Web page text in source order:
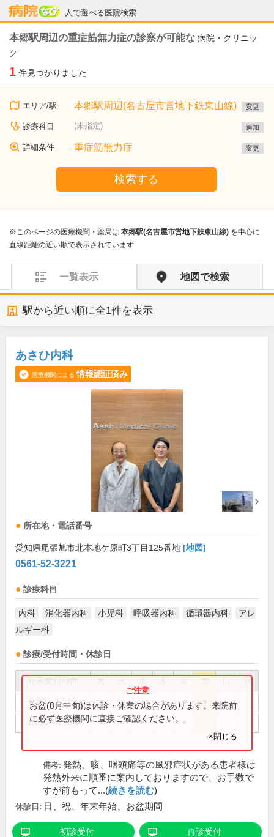
人で選べる医院検索
病院なび
本郷駅周辺の重症筋無力症の診察が可能な 病院・クリニッ
ク
1 件見つかりました
エリア/駅 本郷駅周辺(名古屋市営地下鉄東山線) 変更
診療科目 (未指定) 追加
詳細条件 重症筋無力症 変更
検索する
※このページの医療機関・薬局は 本郷駅(名古屋市営地下鉄東山線) を中心に
直線距離の近い順で表示されています
一覧表示 地図で検索
駅から近い順に全1件を表示
あさひ内科
医療機関による 情報認証済み
所在地・電話番号
愛知県尾張旭市北本地ケ原町3丁目125番地 [地図]
0561-52-3221
診療科目
内科 消化器内科 小児科 呼吸器内科 循環器内科
アレ
ルギー科
診療/受付時間・休診日
祝
9:00～12:10 ● ● ● ● ●
16:30～19:00 ● ● ●
お盆(8月中旬)は休診・休業の場合があります。来院前
に必ず医療機関に直接ご確認ください。
×閉じる
備考: 発熱、咳、咽頭痛等の風邪症状がある患者様は
発熱外来に順番に案内しておりますので、お手数で
すが前もって...(続きを読む)
休診日: 日、祝、年末年始、お盆期間
初診受付 再診受付